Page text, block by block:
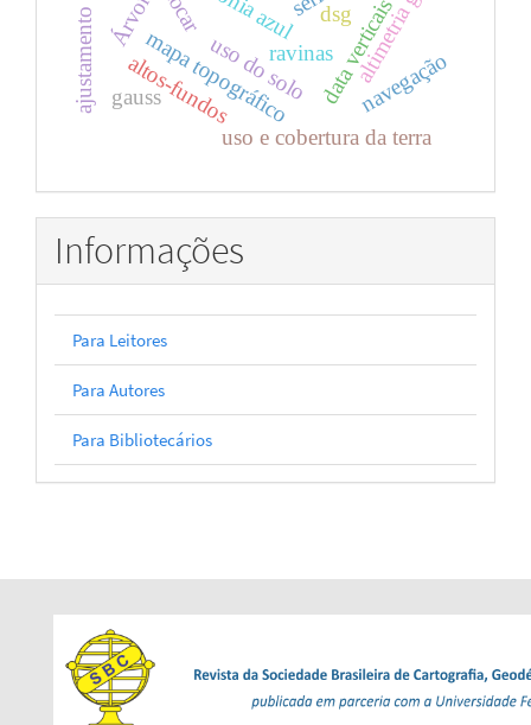
data verticais
ravinas
uso do solo
mapa topográfico
uso e cobertura da terra
altos-fundos navegação
dsg
gauss
Informações
Para Leitores
Para Autores
Para Bibliotecários